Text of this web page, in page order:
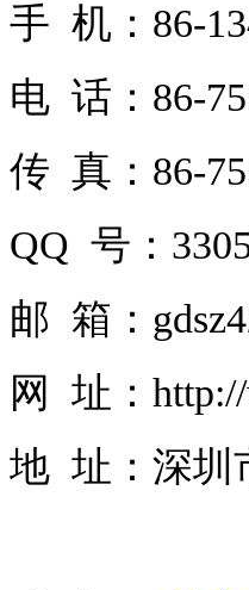
手 机：86-
电 话：86-
传 真：86-
QQ 号：
邮 箱：
网 址：
地 址：深圳